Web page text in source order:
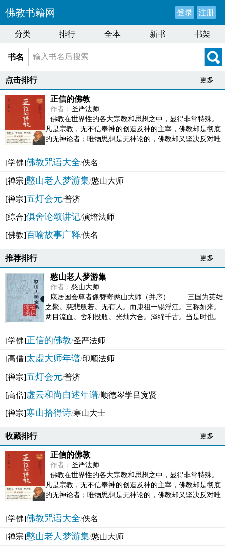
佛教书籍网 登录 注册
分类 排行 全本 新书 书架
书名
点击排行 更多...
正信的佛教
作者： 圣严法师
佛教在世界性的各大宗教和思想之中，显得非常特殊。
凡是宗教，无不信奉神的创造及神的主宰，佛教却是彻底
的无神论者；唯物思想是无神论的，佛教却又坚决反对唯
[学佛]佛教咒语大全/佚名
[禅宗]憨山老人梦游集/憨山大师
[禅宗]五灯会元/普济
[综合]俱舍论颂讲记/演培法师
[佛教]百喻故事广释/佚名
推荐排行 更多...
憨山老人梦游集
作者： 憨山大师
康居国会尊者像赞寄憨山大师（并序） 三国为英雄
之聚。慈悲般若。无有人。而康祖一锡浮江。三称如来。
两目流血。舍利投瓶。光灿六合。泽绵千古。当是时也。
[学佛]正信的佛教/圣严法师
[高僧]太虚大师年谱/印顺法师
[禅宗]五灯会元/普济
[高僧]虚云和尚自述年谱/顺德岑学吕宽贤
[禅宗]寒山拾得诗/寒山大士
收藏排行 更多...
正信的佛教
作者： 圣严法师
佛教在世界性的各大宗教和思想之中，显得非常特殊。
凡是宗教，无不信奉神的创造及神的主宰，佛教却是彻底
的无神论者；唯物思想是无神论的，佛教却又坚决反对唯
[学佛]佛教咒语大全/佚名
[禅宗]憨山老人梦游集/憨山大师